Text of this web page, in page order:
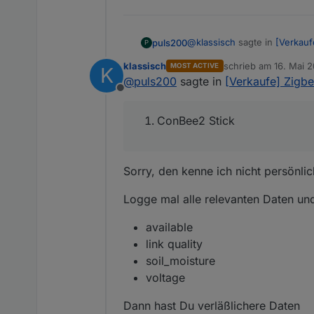
P puls200@klassisch sagte in
welches Zigbee
Was sagt die
Nein, ich logge noch
Ich muss dazu sagen,
Gruss
K
Offline
klassisch MOST ACTIVE schrieb am 16. Mai
zuletzt editiert von
@puls200 sagte in [Verkaufe]
ConBee2 Stick
Sorry, den kenne ich nicht
Logge mal alle relevanten Daten
available
link quality
soil_moisture
voltage
Dann hast Du verläßlichere Daten